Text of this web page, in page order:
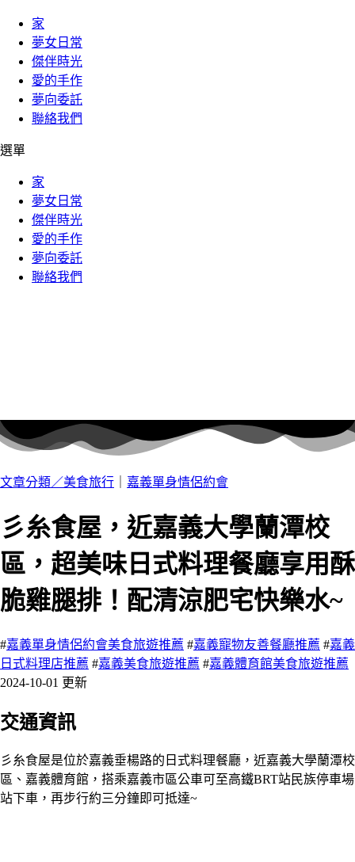
家
夢女日常
傑伴時光
愛的手作
夢向委託
聯絡我們
選單
家
夢女日常
傑伴時光
愛的手作
夢向委託
聯絡我們
文章分類／美食旅行 嘉義單身情侶約會
彡糸食屋，近嘉義大學蘭潭校
區，超美味日式料理餐廳享用酥
脆雞腿排！配清涼肥宅快樂水~
#嘉義單身情侶約會美食旅遊推薦 #嘉義寵物友善餐廳推薦 #嘉義
日式料理店推薦 #嘉義美食旅遊推薦 #嘉義體育館美食旅遊推薦
2024-10-01 更新
交通資訊
彡糸食屋是位於嘉義垂楊路的日式料理餐廳，近嘉義大學蘭潭校
區、嘉義體育館，搭乘嘉義市區公車可至高鐵BRT站民族停車場
站下車，再步行約三分鐘即可抵達~